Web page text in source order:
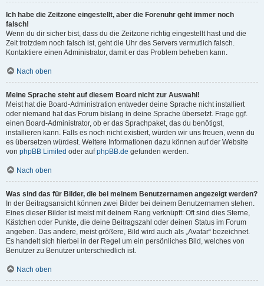
Ich habe die Zeitzone eingestellt, aber die Forenuhr geht immer noch
falsch!
Wenn du dir sicher bist, dass du die Zeitzone richtig eingestellt hast und die
Zeit trotzdem noch falsch ist, geht die Uhr des Servers vermutlich falsch.
Kontaktiere einen Administrator, damit er das Problem beheben kann.
Nach oben
Meine Sprache steht auf diesem Board nicht zur Auswahl!
Meist hat die Board-Administration entweder deine Sprache nicht installiert
oder niemand hat das Forum bislang in deine Sprache übersetzt. Frage ggf.
einen Board-Administrator, ob er das Sprachpaket, das du benötigst,
installieren kann. Falls es noch nicht existiert, würden wir uns freuen, wenn du
es übersetzen würdest. Weitere Informationen dazu können auf der Website
von phpBB Limited oder aufphpBB.de gefunden werden.
Nach oben
Was sind das für Bilder, die bei meinem Benutzernamen angezeigt werden?
In der Beitragsansicht können zwei Bilder bei deinem Benutzernamen stehen.
Eines dieser Bilder ist meist mit deinem Rang verknüpft: Oft sind dies Sterne,
Kästchen oder Punkte, die deine Beitragszahl oder deinen Status im Forum
angeben. Das andere, meist größere, Bild wird auch als „Avatar“ bezeichnet.
Es handelt sich hierbei in der Regel um ein persönliches Bild, welches von
Benutzer zu Benutzer unterschiedlich ist.
Nach oben